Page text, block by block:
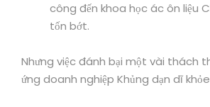
công đến khoa học ác ôn liệu
tốn bớt.
Nhưng việc đánh bại một vài thách
ứng doanh nghiệp Khủng dạn dĩ